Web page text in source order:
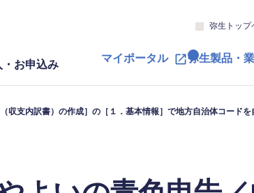
弥生トップ
お申込み マイポータル 弥生製品・
支内訳書）の作成］の［１．基本情報］で地方自治体コード